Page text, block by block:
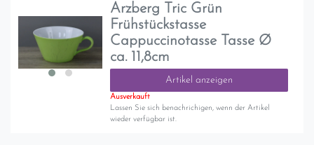
Arzberg Tric Grün
Frühstückstasse
Cappuccinotasse Tasse Ø
ca. 11,8cm
Artikel anzeigen
Ausverkauft
Lassen Sie sich benachrichigen, wenn der Artikel
wieder verfügbar ist.